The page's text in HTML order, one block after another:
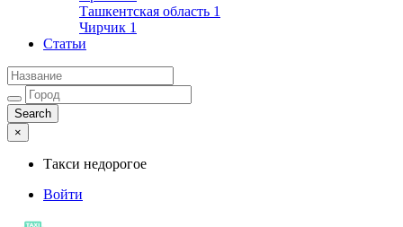
Ташкентская область 1
Чирчик 1
Статьи
×
Такси недорогое
Войти